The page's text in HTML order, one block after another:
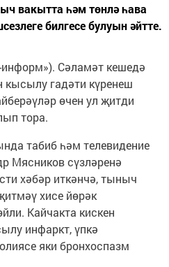
вакытта һәм төнлә һава
билгесе булуын әйтте.
информ»). Сәламәт кешедә
гадәти күренеш
өчен ул җитди
тора.
табиб һәм телевидение
Мясников сүзләренә
хәбәр иткәнчә, тыныч
хисе йөрәк
Кайчакта кискен
инфаркт, үпкә
яки бронхоспазм